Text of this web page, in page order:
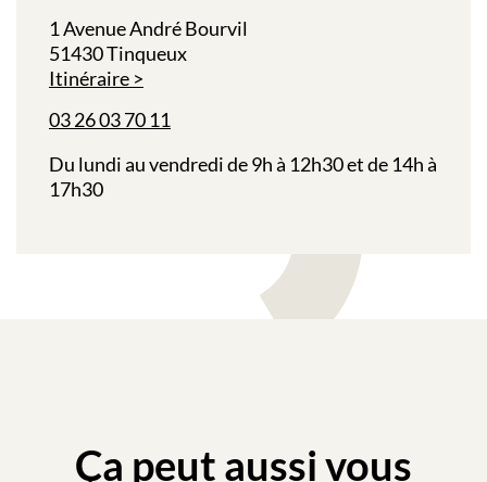
1 Avenue André Bourvil
51430 Tinqueux
Itinéraire
03 26 03 70 11
Du lundi au vendredi de 9h à 12h30 et de 14h à
17h30
Ça peut aussi vous